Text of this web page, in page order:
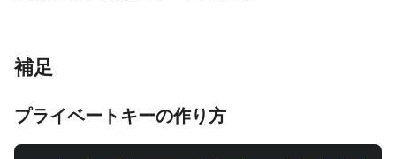
補足
プライベートキーの作り方